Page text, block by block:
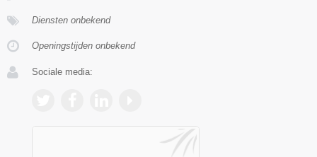
Diensten onbekend
Openingstijden onbekend
Sociale media: